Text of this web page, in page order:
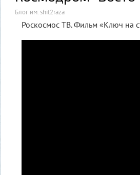
Блог им. shit2raza
Роскосмос ТВ. Фильм «Ключ на